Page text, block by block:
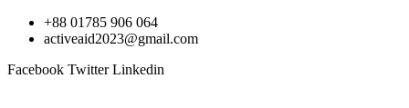
Skip
+88 01785 906 064
activeaid2023@gmail.com
Facebook Twitter Linkedin